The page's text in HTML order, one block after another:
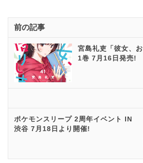
前の記事
宮島礼吏「彼女、
1巻 7月16日発売!
ポケモンスリープ 2周年イベント IN
渋谷 7月18日より開催!